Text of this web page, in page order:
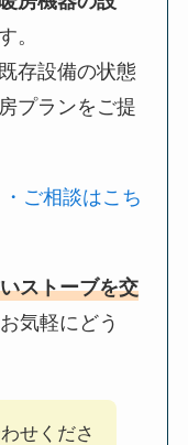
。
存設備の状態
プランをご提
ご相談はこち
ストーブを交
気軽にどう
せくださ